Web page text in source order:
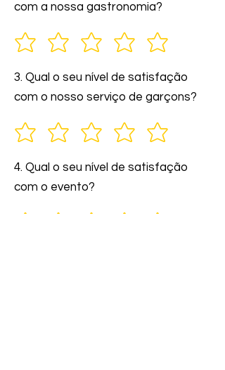
com a nossa gastronomia?
3. Qual o seu nível de satisfação
com o nosso serviço de garçons?
4. Qual o seu nível de satisfação
com o evento?